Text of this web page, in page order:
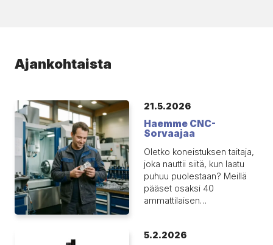
Ajankohtaista
21.5.2026
Haemme CNC-
Sorvaajaa
Oletko koneistuksen taitaja,
joka nauttii siitä, kun laatu
puhuu puolestaan? Meillä
pääset osaksi 40
ammattilaisen…
5.2.2026